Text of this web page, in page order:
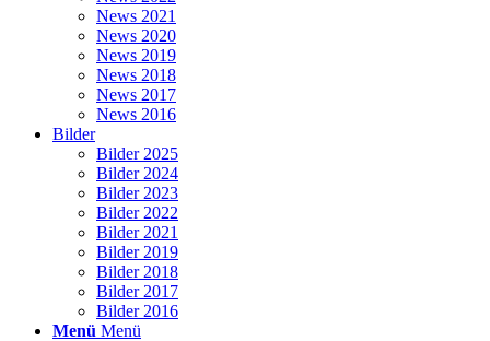
News 2021
News 2020
News 2019
News 2018
News 2017
News 2016
Bilder
Bilder 2025
Bilder 2024
Bilder 2023
Bilder 2022
Bilder 2021
Bilder 2019
Bilder 2018
Bilder 2017
Bilder 2016
Menü Menü